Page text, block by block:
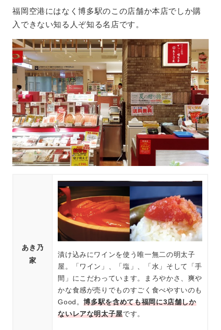
福岡空港にはなく博多駅のこの店舗か本店でしか購
入できない知る人ぞ知る名店です。
あき乃
家
漬け込みにワインを使う唯一無二の明太子
屋。「ワイン」、「塩」、「水」そして「手
間」にこだわっています。まろやかさ、爽や
かな食感が売りでものすごく食べやすいのも
Good。博多駅を含めても福岡に3店舗しか
ないレアな明太子屋です。